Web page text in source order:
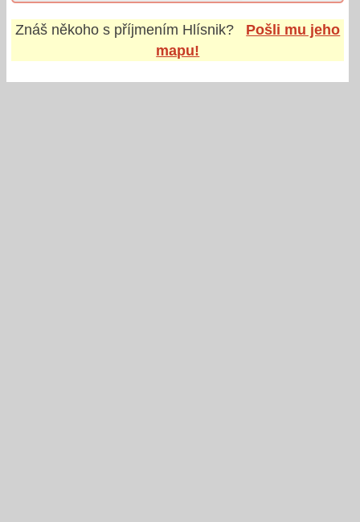
Znáš někoho s příjmením Hlísnik?
Pošli mu jeho
mapu!